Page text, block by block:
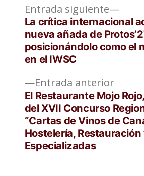
Navegación
de
entradas
Entrada anteriorEntrada
El Restaurante Mojo
del XVII Concurso
“Cartas de Vinos de
Hostelería,
Especializadas
Entrada siguiente
La crítica internacional
nueva añada de
posicionándolo como el
en el IWSC